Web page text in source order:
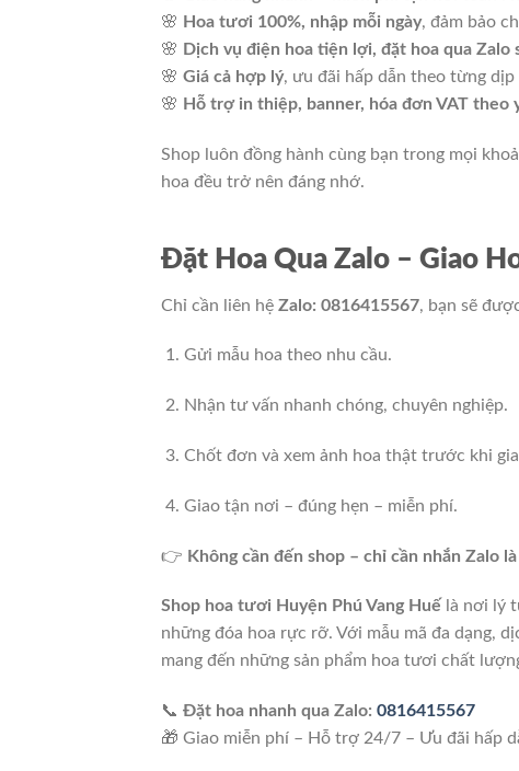
🌸 Hoa tươi 100%, nhập mỗi ngày, đảm bảo
🌸 Dịch vụ điện hoa tiện lợi, đặt hoa qua Zalo
🌸 Giá cả hợp lý, ưu đãi hấp dẫn theo từng dịp
🌸 Hỗ trợ in thiệp, banner, hóa đơn VAT theo
Shop luôn đồng hành cùng bạn trong mọi
hoa đều trở nên đáng nhớ.
Đặt Hoa Qua Zalo – Giao
Chỉ cần liên hệ Zalo: 0816415567, bạn sẽ
Gửi mẫu hoa theo nhu cầu.
Nhận tư vấn nhanh chóng, chuyên nghiệp.
Chốt đơn và xem ảnh hoa thật trước khi
Giao tận nơi – đúng hẹn – miễn phí.
👉 Không cần đến shop – chỉ cần nhắn Zalo
Shop hoa tươi Huyện Phú Vang Huế là nơi lý
những đóa hoa rực rỡ. Với mẫu mã đa dạng,
mang đến những sản phẩm hoa tươi chất
📞 Đặt hoa nhanh qua Zalo: 0816415567
🎁 Giao miễn phí – Hỗ trợ 24/7 – Ưu đãi hấp